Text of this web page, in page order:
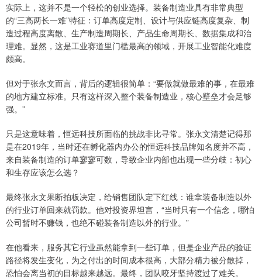
实际上，这并不是一个轻松的创业选择。装备制造业具有非常典型
的“三高两长一难”特征：订单高度定制、设计与供应链高度复杂、制
造过程高度离散、生产制造周期长、产品生命周期长、数据集成和治
理难。显然，这是工业赛道里门槛最高的领域，开展工业智能化难度
颇高。
但对于张永文而言，背后的逻辑很简单：“要做就做最难的事，在最难
的地方建立标准。只有这样深入整个装备制造业，核心壁垒才会足够
强。”
只是这意味着，恒远科技所面临的挑战非比寻常。张永文清楚记得那
是在2019年，当时还在孵化器内办公的恒远科技品牌知名度并不高，
来自装备制造的订单寥寥可数，导致企业内部也出现一些分歧：初心
和生存应该怎么选？
最终张永文果断拍板决定，给销售团队定下红线：谁拿装备制造以外
的行业订单回来就罚款。他对投资界坦言，“当时只有一个信念，哪怕
公司暂时不赚钱，也绝不碰装备制造以外的行业。”
在他看来，服务其它行业虽然能拿到一些订单，但是企业产品的验证
路径将发生变化，为之付出的时间成本很高，大部分精力被分散掉，
恐怕会离当初的目标越来越远。最终，团队咬牙坚持渡过了难关。